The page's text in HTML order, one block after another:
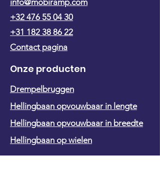
info@mobiramp.com
+32 476 55 04 30
+31 182 38 86 22
Contact pagina
Onze producten
Drempelbruggen
Hellingbaan opvouwbaar in lengte
Hellingbaan opvouwbaar in breedte
Hellingbaan op wielen